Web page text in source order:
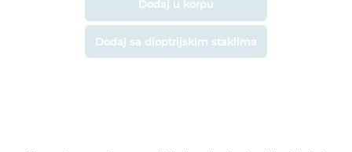
Dodaj u korpu
Dodaj sa dioptrijskim staklima